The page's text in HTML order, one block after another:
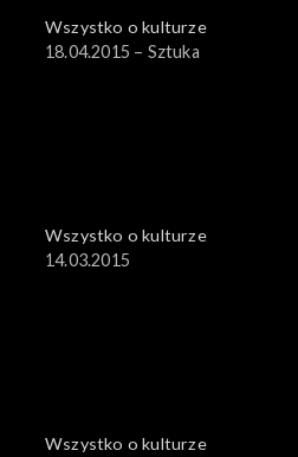
Wszystko o kulturze
18.04.2015 – Sztuka
Wszystko o kulturze
14.03.2015
Wszystko o kulturze